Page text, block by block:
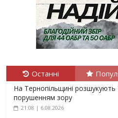
Останні
На Тернопільщині розшукують
порушенням зору
21:08 | 6.08.2026